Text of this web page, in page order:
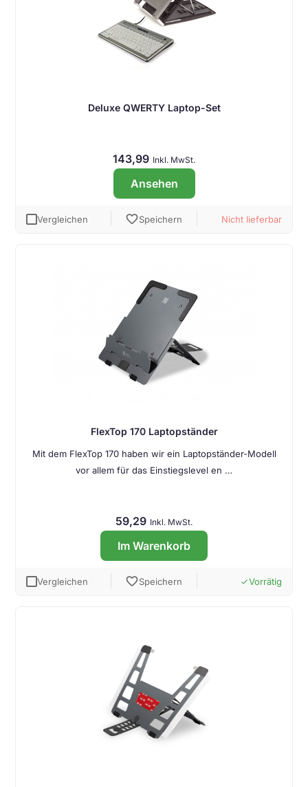
Deluxe QWERTY Laptop-Set
143,99 Inkl. MwSt.
Ansehen
Vergleichen favoriteSpeichern Nicht lieferbar
FlexTop 170 Laptopständer
Mit dem FlexTop 170 haben wir ein Laptopständer-Modell
vor allem für das Einstiegslevel en …
59,29 Inkl. MwSt.
Im Warenkorb
Vergleichen favoriteSpeichern doneVorrätig